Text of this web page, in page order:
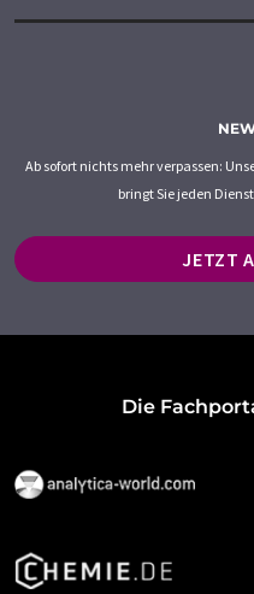
Ab sofort nichts mehr verpassen:
bringt Sie jeden
JETZT
Die